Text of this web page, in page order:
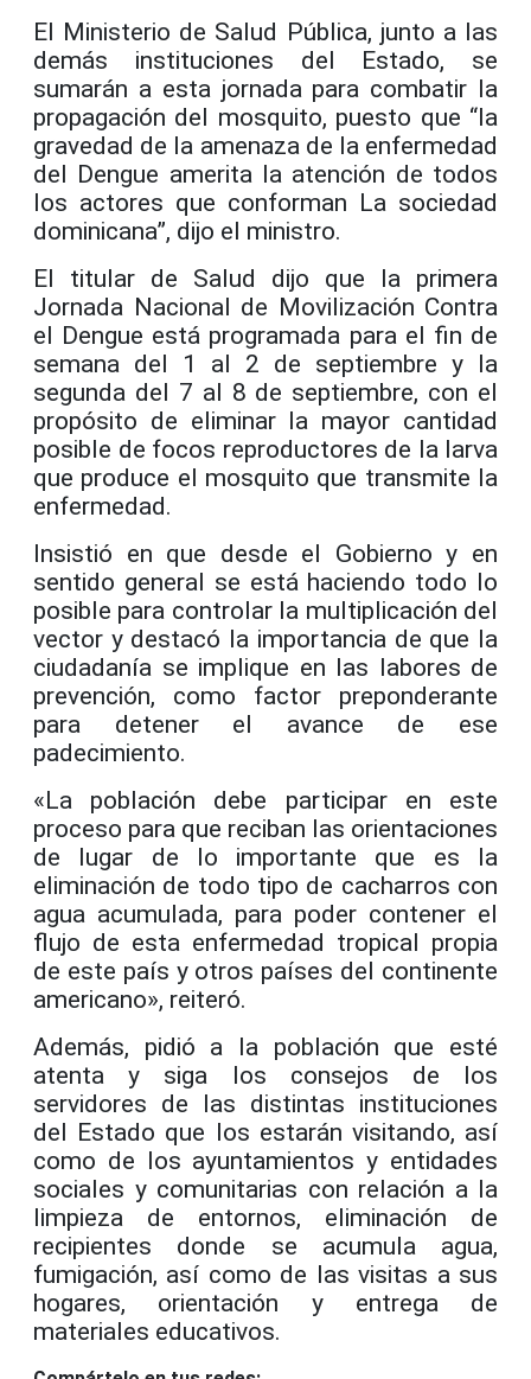
El Ministerio de Salud Pública, junto a las
demás instituciones del Estado, se
sumarán a esta jornada para combatir la
propagación del mosquito, puesto que “la
gravedad de la amenaza de la enfermedad
del Dengue amerita la atención de todos
los actores que conforman La sociedad
dominicana”, dijo el ministro.
El titular de Salud dijo que la primera
Jornada Nacional de Movilización Contra
el Dengue está programada para el fin de
semana del 1 al 2 de septiembre y la
segunda del 7 al 8 de septiembre, con el
propósito de eliminar la mayor cantidad
posible de focos reproductores de la larva
que produce el mosquito que transmite la
enfermedad.
Insistió en que desde el Gobierno y en
sentido general se está haciendo todo lo
posible para controlar la multiplicación del
vector y destacó la importancia de que la
ciudadanía se implique en las labores de
prevención, como factor preponderante
para detener el avance de ese
padecimiento.
«La población debe participar en este
proceso para que reciban las orientaciones
de lugar de lo importante que es la
eliminación de todo tipo de cacharros con
agua acumulada, para poder contener el
flujo de esta enfermedad tropical propia
de este país y otros países del continente
americano», reiteró.
Además, pidió a la población que esté
atenta y siga los consejos de los
servidores de las distintas instituciones
del Estado que los estarán visitando, así
como de los ayuntamientos y entidades
sociales y comunitarias con relación a la
limpieza de entornos, eliminación de
recipientes donde se acumula agua,
fumigación, así como de las visitas a sus
hogares, orientación y entrega de
materiales educativos.